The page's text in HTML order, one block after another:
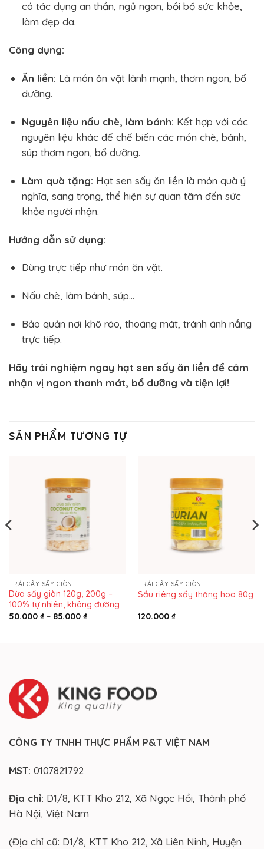
có tác dụng an thần, ngủ ngon, bồi bổ sức khỏe,
làm đẹp da.
Công dụng:
Ăn liền: Là món ăn vặt lành mạnh, thơm ngon, bổ
dưỡng.
Nguyên liệu nấu chè, làm bánh: Kết hợp với các
nguyên liệu khác để chế biến các món chè, bánh,
súp thơm ngon, bổ dưỡng.
Làm quà tặng: Hạt sen sấy ăn liền là món quà ý
nghĩa, sang trọng, thể hiện sự quan tâm đến sức
khỏe người nhận.
Hướng dẫn sử dụng:
Dùng trực tiếp như món ăn vặt.
Nấu chè, làm bánh, súp…
Bảo quản nơi khô ráo, thoáng mát, tránh ánh nắng
trực tiếp.
Hãy trải nghiệm ngay hạt sen sấy ăn liền để cảm
nhận vị ngon thanh mát, bổ dưỡng và tiện lợi!
SẢN PHẨM TƯƠNG TỰ
TRÁI CÂY SẤY GIÒN
Dừa sấy giòn 120g, 200g –
100% tự nhiên, không đường
50.000 ₫ – 85.000 ₫Khoảng
TRÁI CÂY SẤY GIÒN
Sầu riêng sấy thăng hoa 80g
120.000 ₫
CÔNG TY TNHH THỰC PHẨM P&T VIỆT NAM
MST: 0107821792
Địa chỉ: D1/8, KTT Kho 212, Xã Ngọc Hồi, Thành phố
Hà Nội, Việt Nam
(Địa chỉ cũ: D1/8, KTT Kho 212, Xã Liên Ninh, Huyện